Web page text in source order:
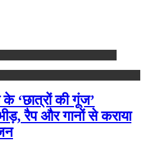
के ‘छात्रों की गूंज’
रैप और गानों से कराया